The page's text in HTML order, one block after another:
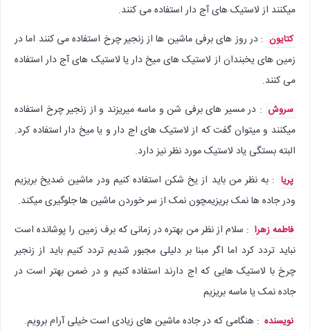
میکنند از لاستیک های آج دار استفاده می کنند.
کتایون : در روز های برفی ماشین ها از زنجیر چرخ استفاده می کنند اما در
زمین های یخبندان از لاستیک های میخ دار یا لاستیک های آج دار استفاده
می کنند.
سروش : در مسیر های برفی شن و ماسه میریزند و از زنجیر چرخ استفاده
میکنند و میتوان گفت که از لاستیک های اج دار و یا میخ دار استفاده کرد.
البته بستگی یاد لاستیک مورد نظر نیز دارد.
پریا : به نظر من باید از یخ شکن استفاده کنیم ودر ماشین ضدیخ بریزیم
ودر جاده ها نمک بریزیمچون نمک از سر خوردن ماشین ها جلوگیری میکند.
فاطمه زهرا : سلام از نظر من بهتره در زمانی که برف زمین را پوشانده است
نباید تردد کرد اما اگر مبنا بر دلیلی مجبور شدیم تردد کنیم باید از زنجیر
چرخ با لاستیک هایی که اج دارند استفاده کنیم و در ضمن بهتر است در
جاده نمک یا ماسه بریزیم
نویسنده : هنگامی که در جاده ماشین های زیادی است خیلی آرام برویم.